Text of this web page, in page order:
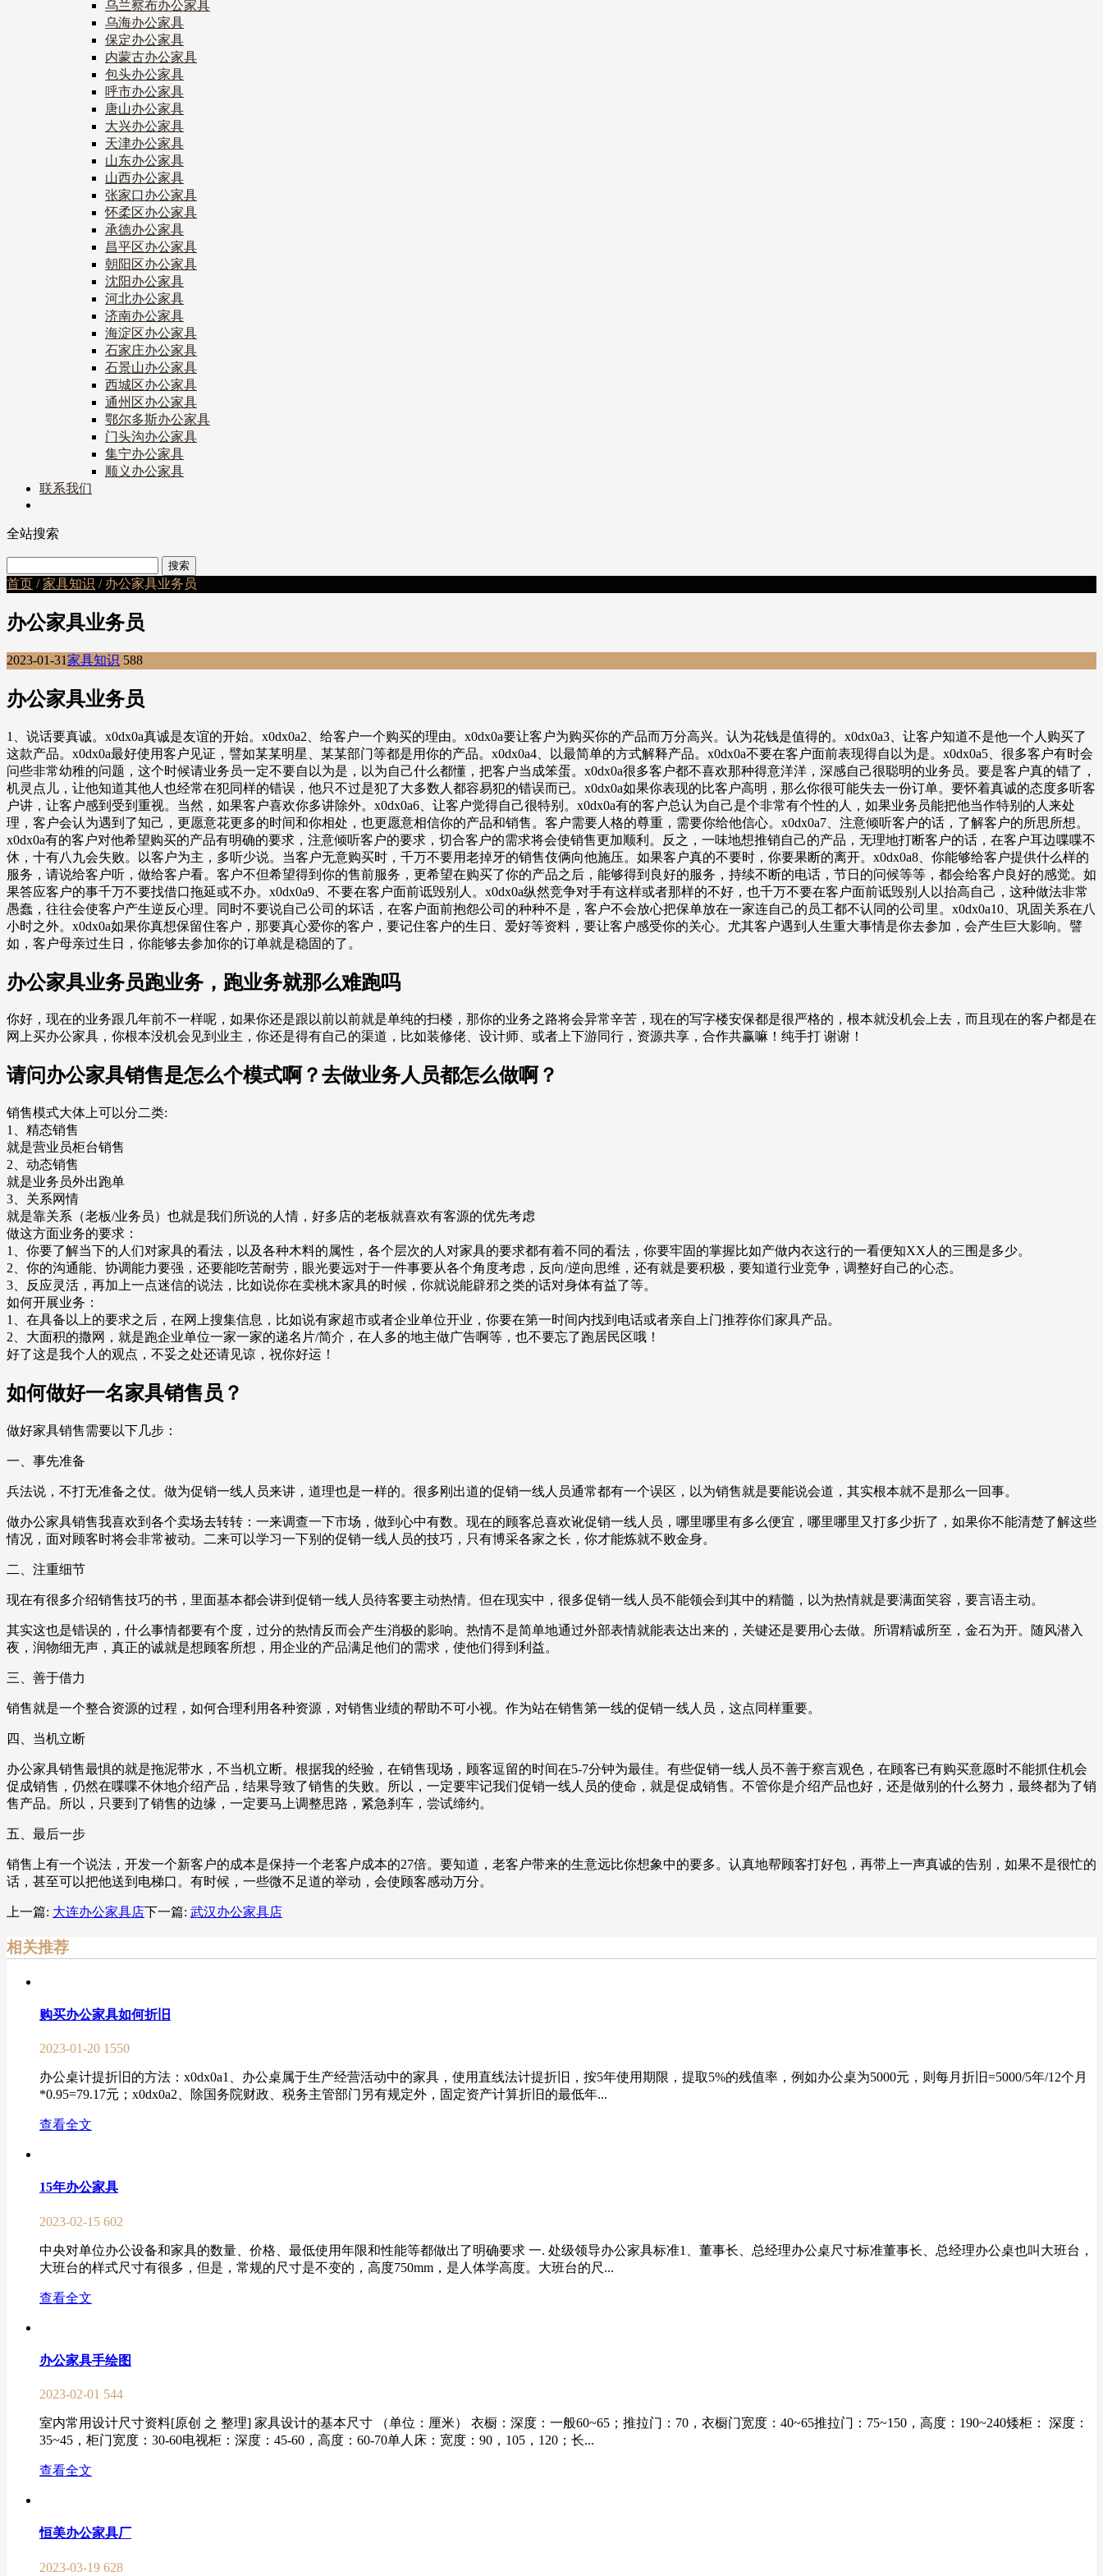
乌兰察布办公家具
乌海办公家具
保定办公家具
内蒙古办公家具
包头办公家具
呼市办公家具
唐山办公家具
大兴办公家具
天津办公家具
山东办公家具
山西办公家具
张家口办公家具
怀柔区办公家具
承德办公家具
昌平区办公家具
朝阳区办公家具
沈阳办公家具
河北办公家具
济南办公家具
海淀区办公家具
石家庄办公家具
石景山办公家具
西城区办公家具
通州区办公家具
鄂尔多斯办公家具
门头沟办公家具
集宁办公家具
顺义办公家具
联系我们
全站搜索
首页 /家具知识 / 办公家具业务员
办公家具业务员
2023-01-31家具知识 588
办公家具业务员
1、说话要真诚。x0dx0a真诚是友谊的开始。x0dx0a2、给客户一个购买的理由。x0dx0a要让客户为购买你的产品而万分高兴。认为花钱是值得的。x0dx0a3、让客户知道不是他一个人购买了
这款产品。x0dx0a最好使用客户见证，譬如某某明星、某某部门等都是用你的产品。x0dx0a4、以最简单的方式解释产品。x0dx0a不要在客户面前表现得自以为是。x0dx0a5、很多客户有时会
问些非常幼稚的问题，这个时候请业务员一定不要自以为是，以为自己什么都懂，把客户当成笨蛋。x0dx0a很多客户都不喜欢那种得意洋洋，深感自己很聪明的业务员。要是客户真的错了，
机灵点儿，让他知道其他人也经常在犯同样的错误，他只不过是犯了大多数人都容易犯的错误而已。x0dx0a如果你表现的比客户高明，那么你很可能失去一份订单。要怀着真诚的态度多听客
户讲，让客户感到受到重视。当然，如果客户喜欢你多讲除外。x0dx0a6、让客户觉得自己很特别。x0dx0a有的客户总认为自己是个非常有个性的人，如果业务员能把他当作特别的人来处
理，客户会认为遇到了知己，更愿意花更多的时间和你相处，也更愿意相信你的产品和销售。客户需要人格的尊重，需要你给他信心。x0dx0a7、注意倾听客户的话，了解客户的所思所想。
x0dx0a有的客户对他希望购买的产品有明确的要求，注意倾听客户的要求，切合客户的需求将会使销售更加顺利。反之，一味地想推销自己的产品，无理地打断客户的话，在客户耳边喋喋不
休，十有八九会失败。以客户为主，多听少说。当客户无意购买时，千万不要用老掉牙的销售伎俩向他施压。如果客户真的不要时，你要果断的离开。x0dx0a8、你能够给客户提供什么样的
服务，请说给客户听，做给客户看。客户不但希望得到你的售前服务，更希望在购买了你的产品之后，能够得到良好的服务，持续不断的电话，节日的问候等等，都会给客户良好的感觉。如
果答应客户的事千万不要找借口拖延或不办。x0dx0a9、不要在客户面前诋毁别人。x0dx0a纵然竞争对手有这样或者那样的不好，也千万不要在客户面前诋毁别人以抬高自己，这种做法非常
愚蠢，往往会使客户产生逆反心理。同时不要说自己公司的坏话，在客户面前抱怨公司的种种不是，客户不会放心把保单放在一家连自己的员工都不认同的公司里。x0dx0a10、巩固关系在八
小时之外。x0dx0a如果你真想保留住客户，那要真心爱你的客户，要记住客户的生日、爱好等资料，要让客户感受你的关心。尤其客户遇到人生重大事情是你去参加，会产生巨大影响。譬
如，客户母亲过生日，你能够去参加你的订单就是稳固的了。
办公家具业务员跑业务，跑业务就那么难跑吗
你好，现在的业务跟几年前不一样呢，如果你还是跟以前以前就是单纯的扫楼，那你的业务之路将会异常辛苦，现在的写字楼安保都是很严格的，根本就没机会上去，而且现在的客户都是在
网上买办公家具，你根本没机会见到业主，你还是得有自己的渠道，比如装修佬、设计师、或者上下游同行，资源共享，合作共赢嘛！纯手打 谢谢！
请问办公家具销售是怎么个模式啊？去做业务人员都怎么做啊？
销售模式大体上可以分二类:
1、精态销售
就是营业员柜台销售
2、动态销售
就是业务员外出跑单
3、关系网情
就是靠关系（老板/业务员）也就是我们所说的人情，好多店的老板就喜欢有客源的优先考虑
做这方面业务的要求：
1、你要了解当下的人们对家具的看法，以及各种木料的属性，各个层次的人对家具的要求都有着不同的看法，你要牢固的掌握比如产做内衣这行的一看便知XX人的三围是多少。
2、你的沟通能、协调能力要强，还要能吃苦耐劳，眼光要远对于一件事要从各个角度考虑，反向/逆向思维，还有就是要积极，要知道行业竞争，调整好自己的心态。
3、反应灵活，再加上一点迷信的说法，比如说你在卖桃木家具的时候，你就说能辟邪之类的话对身体有益了等。
如何开展业务：
1、在具备以上的要求之后，在网上搜集信息，比如说有家超市或者企业单位开业，你要在第一时间内找到电话或者亲自上门推荐你们家具产品。
2、大面积的撒网，就是跑企业单位一家一家的递名片/简介，在人多的地主做广告啊等，也不要忘了跑居民区哦！
好了这是我个人的观点，不妥之处还请见谅，祝你好运！
如何做好一名家具销售员？
做好家具销售需要以下几步：
一、事先准备
兵法说，不打无准备之仗。做为促销一线人员来讲，道理也是一样的。很多刚出道的促销一线人员通常都有一个误区，以为销售就是要能说会道，其实根本就不是那么一回事。
做办公家具销售我喜欢到各个卖场去转转：一来调查一下市场，做到心中有数。现在的顾客总喜欢讹促销一线人员，哪里哪里有多么便宜，哪里哪里又打多少折了，如果你不能清楚了解这些
情况，面对顾客时将会非常被动。二来可以学习一下别的促销一线人员的技巧，只有博采各家之长，你才能炼就不败金身。
二、注重细节
现在有很多介绍销售技巧的书，里面基本都会讲到促销一线人员待客要主动热情。但在现实中，很多促销一线人员不能领会到其中的精髓，以为热情就是要满面笑容，要言语主动。
其实这也是错误的，什么事情都要有个度，过分的热情反而会产生消极的影响。热情不是简单地通过外部表情就能表达出来的，关键还是要用心去做。所谓精诚所至，金石为开。随风潜入
夜，润物细无声，真正的诚就是想顾客所想，用企业的产品满足他们的需求，使他们得到利益。
三、善于借力
销售就是一个整合资源的过程，如何合理利用各种资源，对销售业绩的帮助不可小视。作为站在销售第一线的促销一线人员，这点同样重要。
四、当机立断
办公家具销售最惧的就是拖泥带水，不当机立断。根据我的经验，在销售现场，顾客逗留的时间在5-7分钟为最佳。有些促销一线人员不善于察言观色，在顾客已有购买意愿时不能抓住机会
促成销售，仍然在喋喋不休地介绍产品，结果导致了销售的失败。所以，一定要牢记我们促销一线人员的使命，就是促成销售。不管你是介绍产品也好，还是做别的什么努力，最终都为了销
售产品。所以，只要到了销售的边缘，一定要马上调整思路，紧急刹车，尝试缔约。
五、最后一步
销售上有一个说法，开发一个新客户的成本是保持一个老客户成本的27倍。要知道，老客户带来的生意远比你想象中的要多。认真地帮顾客打好包，再带上一声真诚的告别，如果不是很忙的
话，甚至可以把他送到电梯口。有时候，一些微不足道的举动，会使顾客感动万分。
上一篇: 大连办公家具店下一篇: 武汉办公家具店
相关推荐
购买办公家具如何折旧
2023-01-20 1550
办公桌计提折旧的方法：x0dx0a1、办公桌属于生产经营活动中的家具，使用直线法计提折旧，按5年使用期限，提取5%的残值率，例如办公桌为5000元，则每月折旧=5000/5年/12个月
*0.95=79.17元；x0dx0a2、除国务院财政、税务主管部门另有规定外，固定资产计算折旧的最低年...
查看全文
15年办公家具
2023-02-15 602
中央对单位办公设备和家具的数量、价格、最低使用年限和性能等都做出了明确要求 一. 处级领导办公家具标准1、董事长、总经理办公桌尺寸标准董事长、总经理办公桌也叫大班台，
大班台的样式尺寸有很多，但是，常规的尺寸是不变的，高度750mm，是人体学高度。大班台的尺...
查看全文
办公家具手绘图
2023-02-01 544
室内常用设计尺寸资料[原创 之 整理] 家具设计的基本尺寸 （单位：厘米） 衣橱：深度：一般60~65；推拉门：70，衣橱门宽度：40~65推拉门：75~150，高度：190~240矮柜： 深度：
35~45，柜门宽度：30-60电视柜：深度：45-60，高度：60-70单人床：宽度：90，105，120；长...
查看全文
恒美办公家具厂
2023-03-19 628